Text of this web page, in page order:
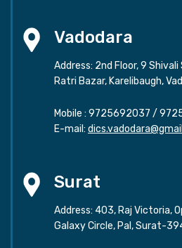
Vadodara
Address: 2nd Floor, 9
Ratri Bazar, Karelibaugh,
Mobile : 9725692037 /
E-mail:
Surat
Address: 403, Raj Victoria,
Galaxy Circle, Pal, Surat-